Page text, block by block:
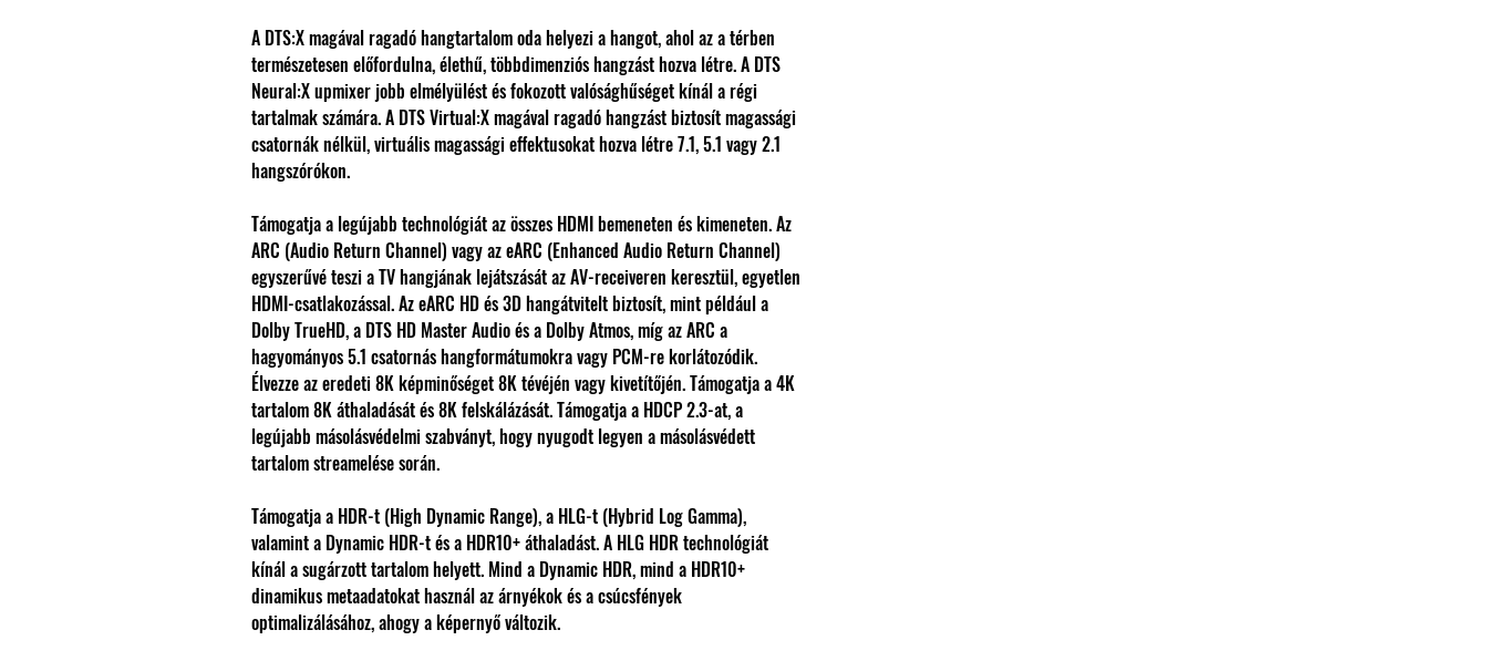
A DTS:X magával ragadó hangtartalom oda helyezi a hangot, ahol az a térben
természetesen előfordulna, élethű, többdimenziós hangzást hozva létre. A DTS
Neural:X upmixer jobb elmélyülést és fokozott valósághűséget kínál a régi
tartalmak számára. A DTS Virtual:X magával ragadó hangzást biztosít magassági
csatornák nélkül, virtuális magassági effektusokat hozva létre 7.1, 5.1 vagy 2.1
hangszórókon.
Támogatja a legújabb technológiát az összes HDMI bemeneten és kimeneten. Az
ARC (Audio Return Channel) vagy az eARC (Enhanced Audio Return Channel)
egyszerűvé teszi a TV hangjának lejátszását az AV-receiveren keresztül, egyetlen
HDMI-csatlakozással. Az eARC HD és 3D hangátvitelt biztosít, mint például a
Dolby TrueHD, a DTS HD Master Audio és a Dolby Atmos, míg az ARC a
hagyományos 5.1 csatornás hangformátumokra vagy PCM-re korlátozódik.
Élvezze az eredeti 8K képminőséget 8K tévéjén vagy kivetítőjén. Támogatja a 4K
tartalom 8K áthaladását és 8K felskálázását. Támogatja a HDCP 2.3-at, a
legújabb másolásvédelmi szabványt, hogy nyugodt legyen a másolásvédett
tartalom streamelése során.
Támogatja a HDR-t (High Dynamic Range), a HLG-t (Hybrid Log Gamma),
valamint a Dynamic HDR-t és a HDR10+ áthaladást. A HLG HDR technológiát
kínál a sugárzott tartalom helyett. Mind a Dynamic HDR, mind a HDR10+
dinamikus metaadatokat használ az árnyékok és a csúcsfények
optimalizálásához, ahogy a képernyő változik.